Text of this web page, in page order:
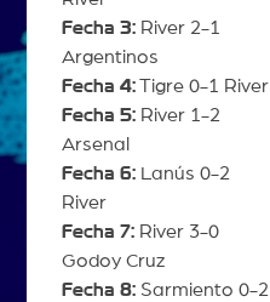
Fecha 3:River 2-1
Argentinos
Fecha 4:Tigre 0-1 River
Fecha 5:River 1-2
Arsenal
Fecha 6:Lanús 0-2
River
Fecha 7:River 3-0
Godoy Cruz
Fecha 8:Sarmiento 0-2